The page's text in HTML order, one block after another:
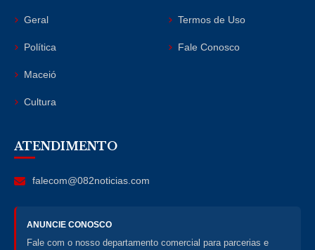
Geral
Política
Maceió
Cultura
Termos de Uso
Fale Conosco
ATENDIMENTO
falecom@082noticias.com
ANUNCIE CONOSCO
Fale com o nosso departamento comercial para parcerias e